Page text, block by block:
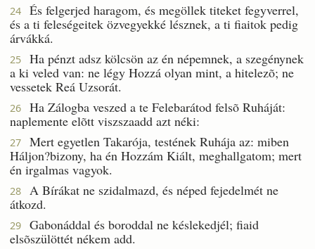
24
És felgerjed haragom, és megöllek titeket fegyverrel,
és a ti feleségeitek özvegyekké lésznek, a ti fiaitok pedig
árvákká.
25
Ha pénzt adsz kölcsön az én népemnek, a szegénynek
a ki veled van: ne légy Hozzá olyan mint, a hitelezõ; ne
vessetek Reá Uzsorát.
26
Ha Zálogba veszed a te Felebarátod felsõ Ruháját:
naplemente elõtt viszszaadd azt néki:
27
Mert egyetlen Takarója, testének Ruhája az: miben
Háljon?bizony, ha én Hozzám Kiált, meghallgatom; mert
én irgalmas vagyok.
28
A Bírákat ne szidalmazd, és néped fejedelmét ne
átkozd.
29
Gabonáddal és boroddal ne késlekedjél; fiaid
elsõszülöttét nékem add.